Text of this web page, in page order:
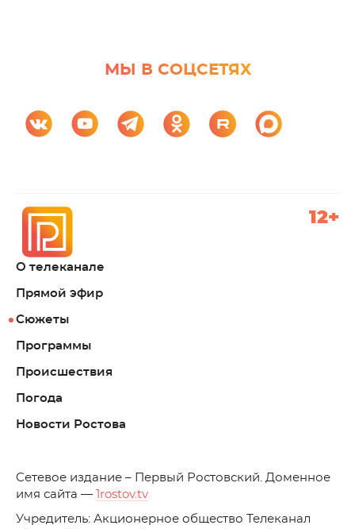
МЫ В СОЦСЕТЯХ
О телеканале
Прямой эфир
Сюжеты
Программы
Происшествия
Погода
Новости Ростова
12+
Cетевое издание – Первый Ростовский. Доменное
имя сайта —
1rostov.tv
Учредитель: Акционерное общество Телеканал